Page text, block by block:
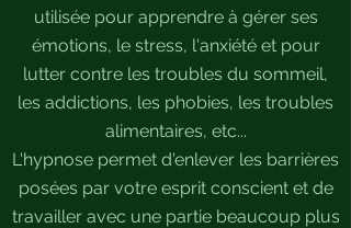
utilisée pour apprendre à gérer ses
émotions, le stress, l'anxiété et pour
lutter contre les troubles du sommeil,
les addictions, les phobies, les troubles
alimentaires, etc...
L'hypnose permet d'enlever les barrières
posées par votre esprit conscient et de
travailler avec une partie beaucoup plus